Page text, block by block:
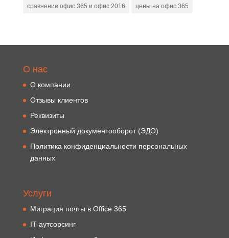
сравнение офис 365 и офис 2016 цены на офис 365
О нас
О компании
Отзывы клиентов
Реквизиты
Электронный документооборот (ЭДО)
Политика конфиденциальности персональных
данных
Услуги
Миграция почты в Office 365
IT-аутсорсинг